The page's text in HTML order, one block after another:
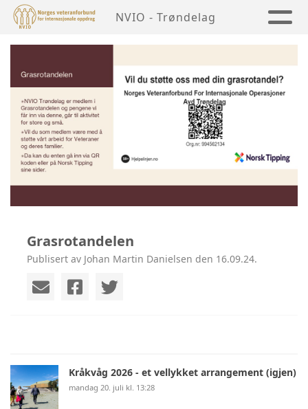
NVIO - Trøndelag
Grasrotandelen
Publisert av Johan Martin Danielsen den 16.09.24.
Kråkvåg 2026 - et vellykket arrangement (igjen)
mandag 20. juli kl. 13:28